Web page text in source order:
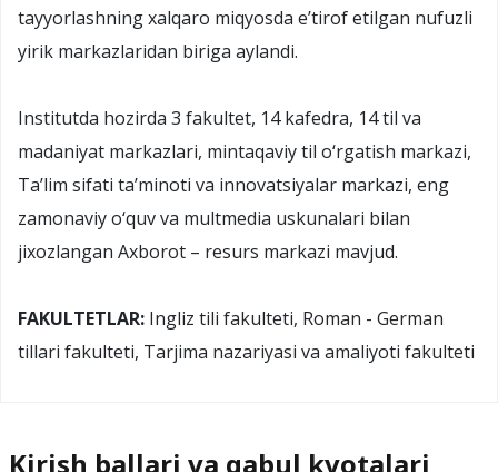
tayyorlashning xalqaro miqyosda e’tirof etilgan nufuzli
yirik markazlaridan biriga aylandi.
Institutda hozirda 3 fakultet, 14 kafedra, 14 til va
madaniyat markazlari, mintaqaviy til o‘rgatish markazi,
Ta’lim sifati ta’minoti va innovatsiyalar markazi, eng
zamonaviy o‘quv va multmedia uskunalari bilan
jixozlangan Axborot – resurs markazi mavjud.
FAKULTETLAR: Ingliz tili fakulteti, Roman - German
tillari fakulteti, Tarjima nazariyasi va amaliyoti fakulteti
Kirish ballari va qabul kvotalari